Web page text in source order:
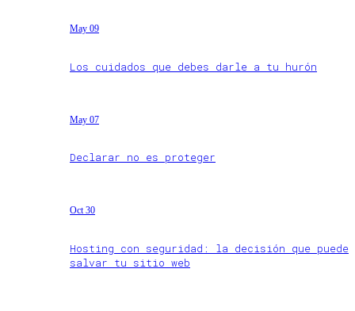
May 09
Los cuidados que debes darle a tu hurón
May 07
Declarar no es proteger
Oct 30
Hosting con seguridad: la decisión que puede
salvar tu sitio web